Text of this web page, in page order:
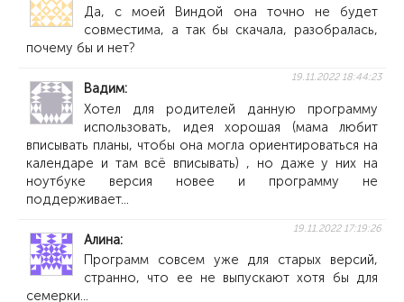
Да, с моей Виндой она точно не будет
совместима, а так бы скачала, разобралась,
почему бы и нет?
Вадим
19.11.2022 18:44:23
Хотел для родителей данную программу
использовать, идея хорошая (мама любит
вписывать планы, чтобы она могла ориентироваться на
календаре и там всё вписывать) , но даже у них на
ноутбуке версия новее и программу не
поддерживает...
Алина
19.11.2022 17:19:26
Программ совсем уже для старых версий,
странно, что ее не выпускают хотя бы для
семерки...